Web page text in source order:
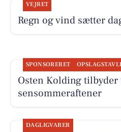
VEJRET
Regn og vind sætter
SPONSORERET
Osten Kolding tilbyder
sensommeraftener
DAGLIGVARER